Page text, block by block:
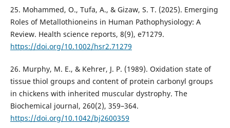
25. Mohammed, O., Tufa, A., & Gizaw, S. T. (2025). Emerging
Roles of Metallothioneins in Human Pathophysiology: A
Review. Health science reports, 8(9), e71279.
https://doi.org/10.1002/hsr2.71279
26. Murphy, M. E., & Kehrer, J. P. (1989). Oxidation state of
tissue thiol groups and content of protein carbonyl groups
in chickens with inherited muscular dystrophy. The
Biochemical journal, 260(2), 359–364.
https://doi.org/10.1042/bj2600359